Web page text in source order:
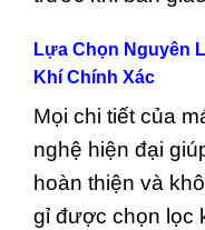
Lựa Chọn Nguyên
Khí Chính Xác
Mọi chi tiết của
nghệ hiện đại
hoàn thiện và
gỉ được chọn lọc